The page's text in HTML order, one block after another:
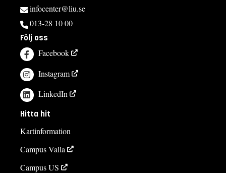
infocenter@liu.se
013-28 10 00
Följ oss
Facebook
Instagram
LinkedIn
Hitta hit
Kartinformation
Campus Valla
Campus US